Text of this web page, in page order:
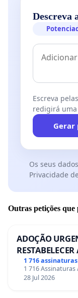
Descreva
Escreva
redigirá
Gerar
Os seus
Privacidade
Outras petições
ADOÇÃO
1 716 assinaturas
1 716 Assinaturas
28 Jul 2026